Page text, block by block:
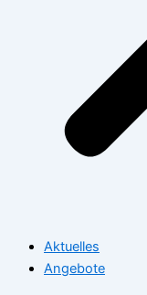
Aktuelles
Angebote